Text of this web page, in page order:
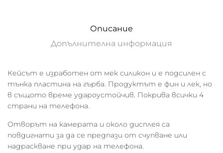
Описание
Допълнителна информация
Кейсът е изработен от мек силикон и е подсилен с
тънка пластина на гърба. Продуктът е фин и лек, но
в същото време удароустойчив. Покрива всички 4
страни на телефона.
Отворът на камерата и около дисплея са
повдигнати за да се предпази от счупване или
надраскване при удар на телефона.